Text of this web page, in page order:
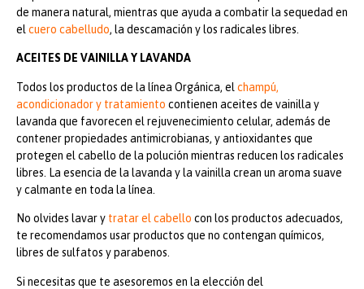
de manera natural, mientras que ayuda a combatir la sequedad en
el cuero cabelludo, la descamación y los radicales libres.
ACEITES DE VAINILLA Y LAVANDA
Todos los productos de la línea Orgánica, el champú,
acondicionador y tratamiento contienen aceites de vainilla y
lavanda que favorecen el rejuvenecimiento celular, además de
contener propiedades antimicrobianas, y antioxidantes que
protegen el cabello de la polución mientras reducen los radicales
libres. La esencia de la lavanda y la vainilla crean un aroma suave
y calmante en toda la línea.
No olvides lavar y tratar el cabello con los productos adecuados,
te recomendamos usar productos que no contengan químicos,
libres de sulfatos y parabenos.
Si necesitas que te asesoremos en la elección del